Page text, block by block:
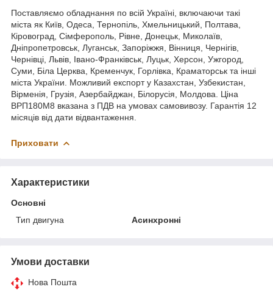
Поставляємо обладнання по всій Україні, включаючи такі
міста як Київ, Одеса, Тернопіль, Хмельницький, Полтава,
Кіровоград, Сімферополь, Рівне, Донецьк, Миколаїв,
Дніпропетровськ, Луганськ, Запоріжжя, Вінниця, Чернігів,
Чернівці, Львів, Івано-Франківськ, Луцьк, Херсон, Ужгород,
Суми, Біла Церква, Кременчук, Горлівка, Краматорськ та інші
міста України. Можливий експорт у Казахстан, Узбекистан,
Вірменія, Грузія, Азербайджан, Білорусія, Молдова. Ціна
ВРП180М8 вказана з ПДВ на умовах самовивозу. Гарантія 12
місяців від дати відвантаження.
Приховати
Характеристики
Основні
Тип двигуна
Асинхронні
Умови доставки
Нова Пошта